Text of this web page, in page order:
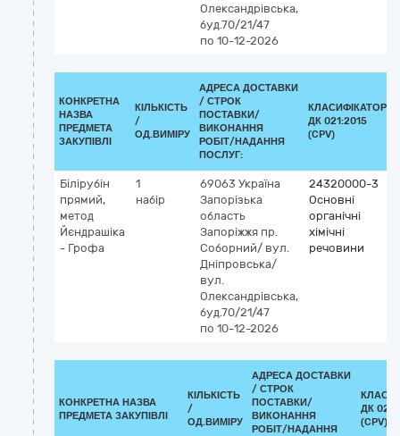
Олександрівська,
буд.70/21/47
по 10-12-2026
КОНКРЕТНА
НАЗВА
ПРЕДМЕТА
ЗАКУПІВЛІ
КІЛЬКІСТЬ
/
ОД.ВИМІРУ
АДРЕСА ДОСТАВКИ
/ СТРОК
ПОСТАВКИ/
ВИКОНАННЯ
РОБІТ/НАДАННЯ
ПОСЛУГ:
КЛАСИФІКАТОР
ДК 021:2015
(CPV)
Білірубін
прямий,
метод
Йєндрашіка
- Грофа
1
набір
69063 Україна
Запорізька
область
Запоріжжя пр.
Соборний/ вул.
Дніпровська/
вул.
Олександрівська,
буд.70/21/47
по 10-12-2026
24320000-3
Основні
органічні
хімічні
речовини
КОНКРЕТНА НАЗВА
ПРЕДМЕТА ЗАКУПІВЛІ
КІЛЬКІСТЬ
/
ОД.ВИМІРУ
АДРЕСА ДОСТАВКИ
/ СТРОК
ПОСТАВКИ/
ВИКОНАННЯ
РОБІТ/НАДАННЯ
ДК
(CPV)